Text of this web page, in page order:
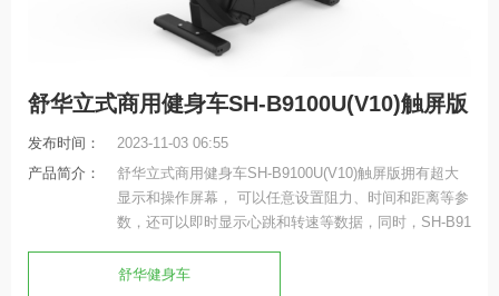
舒华立式商用健身车SH-B9100U(V10)触屏版
发布时间：
2023-11-03 06:55
产品简介：
舒华立式商用健身车SH-B9100U(V10)触屏版拥有超大
显示和操作屏幕， 可以任意设置阻力、时间和距离等参
数，还可以即时显示心跳和转速等数据，同时，SH-B91
舒华健身车